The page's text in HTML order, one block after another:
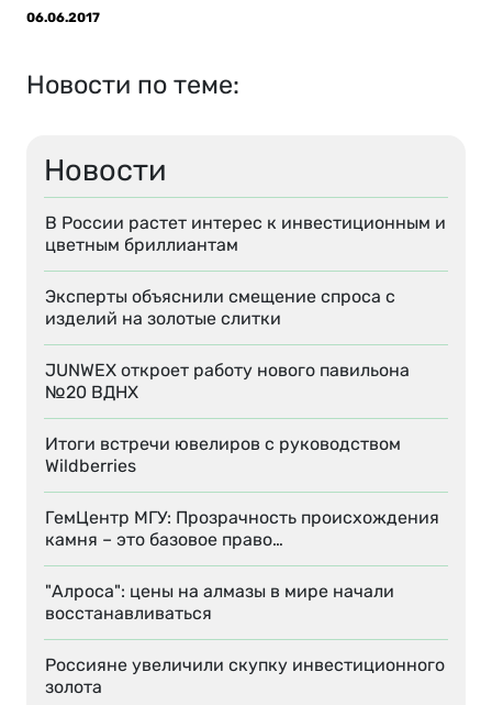
Новости
В России растет интерес к инвестиционным и
цветным бриллиантам
Эксперты объяснили смещение спроса с
изделий на золотые слитки
JUNWEX откроет работу нового павильона
№20 ВДНХ
Итоги встречи ювелиров с руководством
Wildberries
ГемЦентр МГУ: Прозрачность происхождения
камня – это базовое право…
"Алроса": цены на алмазы в мире начали
восстанавливаться
Россияне увеличили скупку инвестиционного
золота
06.06.2017
Новости по теме: